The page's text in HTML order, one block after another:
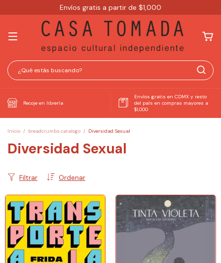
Envíos gratis a partir de $1,000
Recoje en librería
Envíos gratis en CDMX y resto
del país en compras mayores a
$1,000
Inicio / breadcrumbs.catalogo / Diversidad Sexual
Diversidad Sexual
Ordenar
Filtrar